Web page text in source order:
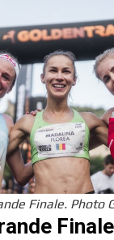
Finale. Photo